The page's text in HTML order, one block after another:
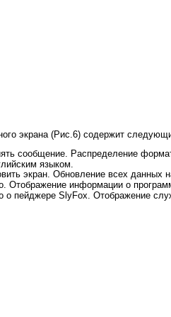
экрана (Рис.6) содержит
сообщение. Распределение
языком.
экран. Обновление всех данных
Отображение информации о
о пейджере SlyFox. Отображение